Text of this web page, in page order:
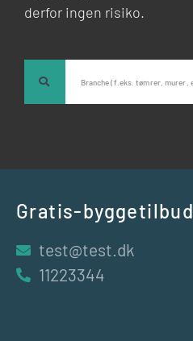
derfor ingen risiko.
Gratis-byggetilbud
test@test.dk
11223344